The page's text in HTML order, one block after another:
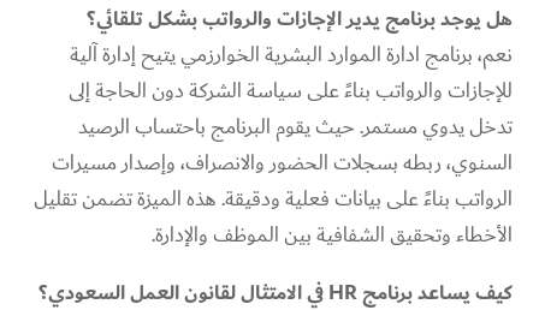
هل يوجد برنامج يدير الإجازات والرواتب بشكل تلقائي؟
نعم، برنامج ادارة الموارد البشرية الخوارزمي يتيح إدارة آلية
للإجازات والرواتب بناءً على سياسة الشركة دون الحاجة إلى
تدخل يدوي مستمر. حيث يقوم البرنامج باحتساب الرصيد
السنوي، ربطه بسجلات الحضور والانصراف، وإصدار مسيرات
الرواتب بناءً على بيانات فعلية ودقيقة. هذه الميزة تضمن تقليل
الأخطاء وتحقيق الشفافية بين الموظف والإدارة.
كيف يساعد برنامج HR في الامتثال لقانون العمل السعودي؟